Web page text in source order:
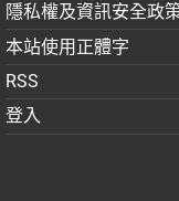
隱私權及資訊安全政
本站使用正體字
RSS
登入